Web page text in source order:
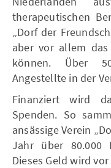
therapeutischen
„Dorf der
aber vor allem
können. Über
Angestellte in der
Finanziert wird
Spenden. So
ansässige Verein
Jahr über 80.000
Dieses Geld wird